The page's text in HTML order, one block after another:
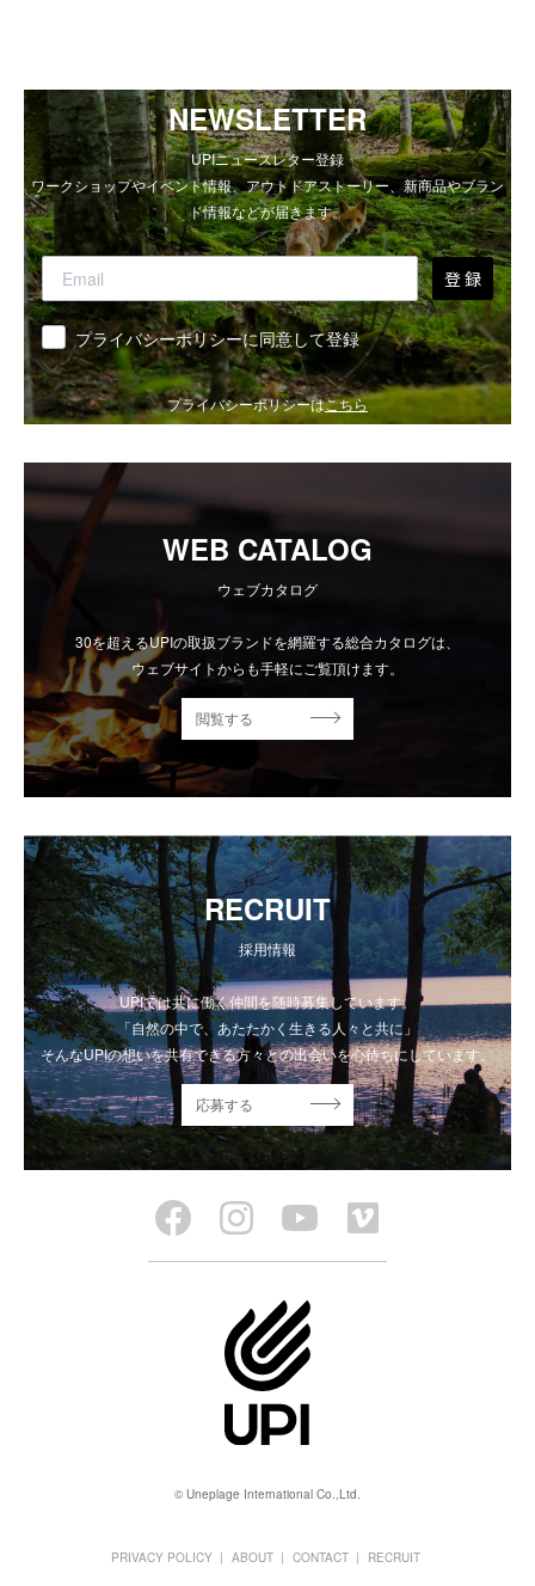
NEWSLETTER
UPIニュースレター登録
ワークショップやイベント情報、アウトドアストーリー、新商品やブラン
ド情報などが届きます。
登 録
同意 プライバシーポリシーに同意して登録
プライバシーポリシーはこちら
WEB CATALOG
ウェブカタログ
30を超えるUPIの取扱ブランドを網羅する総合カタログは、
ウェブサイトからも手軽にご覧頂けます。
閲覧する
RECRUIT
採用情報
UPIでは共に働く仲間を随時募集しています。
「自然の中で、あたたかく生きる人々と共に」
そんなUPIの想いを共有できる方々との出会いを心待ちにしています。
応募する
© Uneplage International Co.,Ltd.
PRIVACY POLICY ABOUT CONTACT RECRUIT